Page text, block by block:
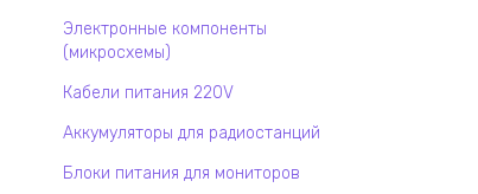
Электронные компоненты
(микросхемы)
Кабели питания 220V
Аккумуляторы для радиостанций
Блоки питания для мониторов